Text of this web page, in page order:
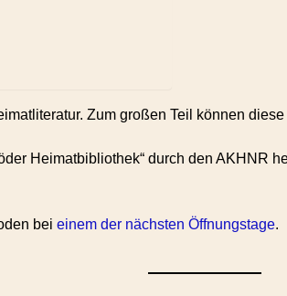
Zum großen Teil können
Heimatbibliothek“ durch den AKHNR
bei einem der nächsten Öffnungstage.